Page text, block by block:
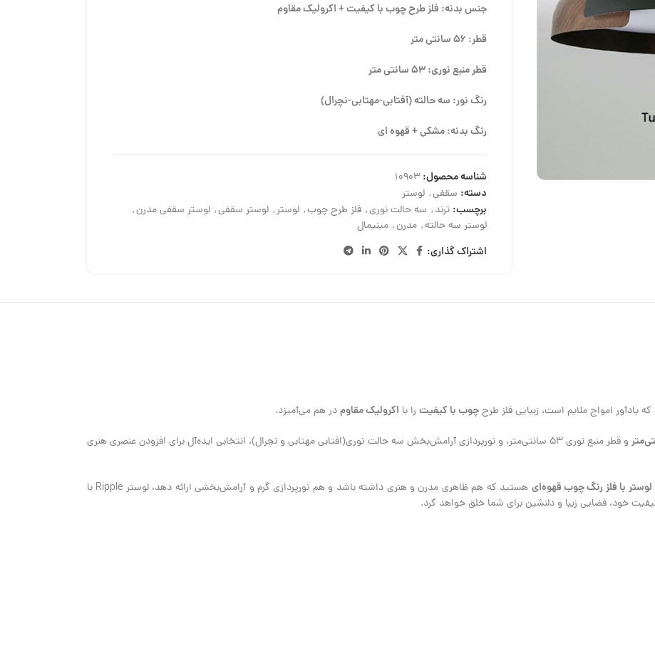
جنس بدنه: فلز طرح چوب با کیفیت + اکرولیک مقاوم
قطر: 56 سانتی متر
قطر منبع نوری: 53 سانتی متر
رنگ نور: سه حالته (آفتابی-مهتابی-نچرال)
رنگ بدنه: مشکی + قهوه ای
شناسه محصول:10903
دسته: سقفی, لوستر
برچسب: ترند, سه حالت نوری, فلز طرح چوب, لوستر, لوستر سقفی, لوستر سقفی مدرن,
لوستر سه حالته, مدرن, مینیمال
اشتراک گذاری:
چوب با کیفیت را با اکرولیک مقاومدر هم می‌آمیزد.
و قطر منبع نوری 53 سانتی‌متر، و نورپردازی آرامش‌بخش سه حالت نوری(افتابی مهتابی و نچرال)، انتخابی ایده‌آل برای افزودن عنصری هنری
لوستر با فلز رنگ چوب قهوه‌ای
هستید که هم ظاهری مدرن و هنری داشته باشد و هم نورپردازی گرم و آرامش‌بخشی ارائه دهد، لوستر Ripple با